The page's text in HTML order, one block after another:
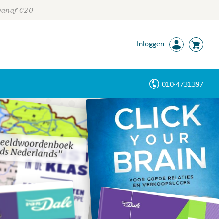
€20
Inloggen
010-4731397
Nederlands"
Nederlands"
Personen
Trefwoorden